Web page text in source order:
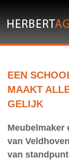
EEN
MAAKT
GELIJK
Meubelmaker
van
van